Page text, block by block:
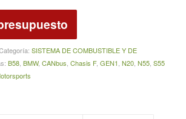
SISTEMA DE COMBUSTIBLE Y DE
B58, BMW, CANbus Chasis F, GEN1 N20, N55, S55